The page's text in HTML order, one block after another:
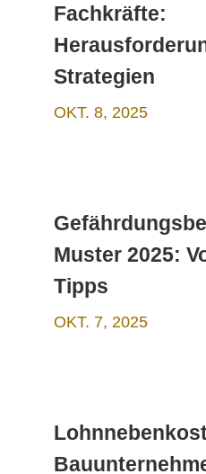
Fachkräfte:
Strategien
OKT. 8, 2025
Muster 2025:
Tipps
OKT. 7, 2025